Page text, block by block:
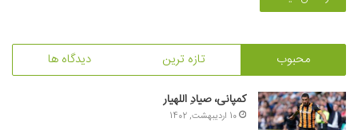
محبوب تازه ترین دیدگاه ها
کمپانی، صیادِ اللهیار
10 اردیبهشت, 1402